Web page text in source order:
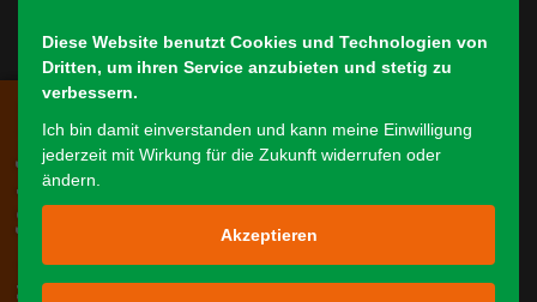
Notruf & Anfragen
Über uns
Rehkitzrettung
Team & Technik
Spender & Sponsoren
Diese Website benutzt Cookies und Technologien von
Dritten, um ihren Service anzubieten und stetig zu
verbessern.
Ich bin damit einverstanden und kann meine Einwilligung
jederzeit mit Wirkung für die Zukunft widerrufen oder
ändern.
Akzeptieren